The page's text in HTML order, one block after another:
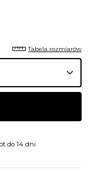
Tabela rozmiarów
do 14 dni